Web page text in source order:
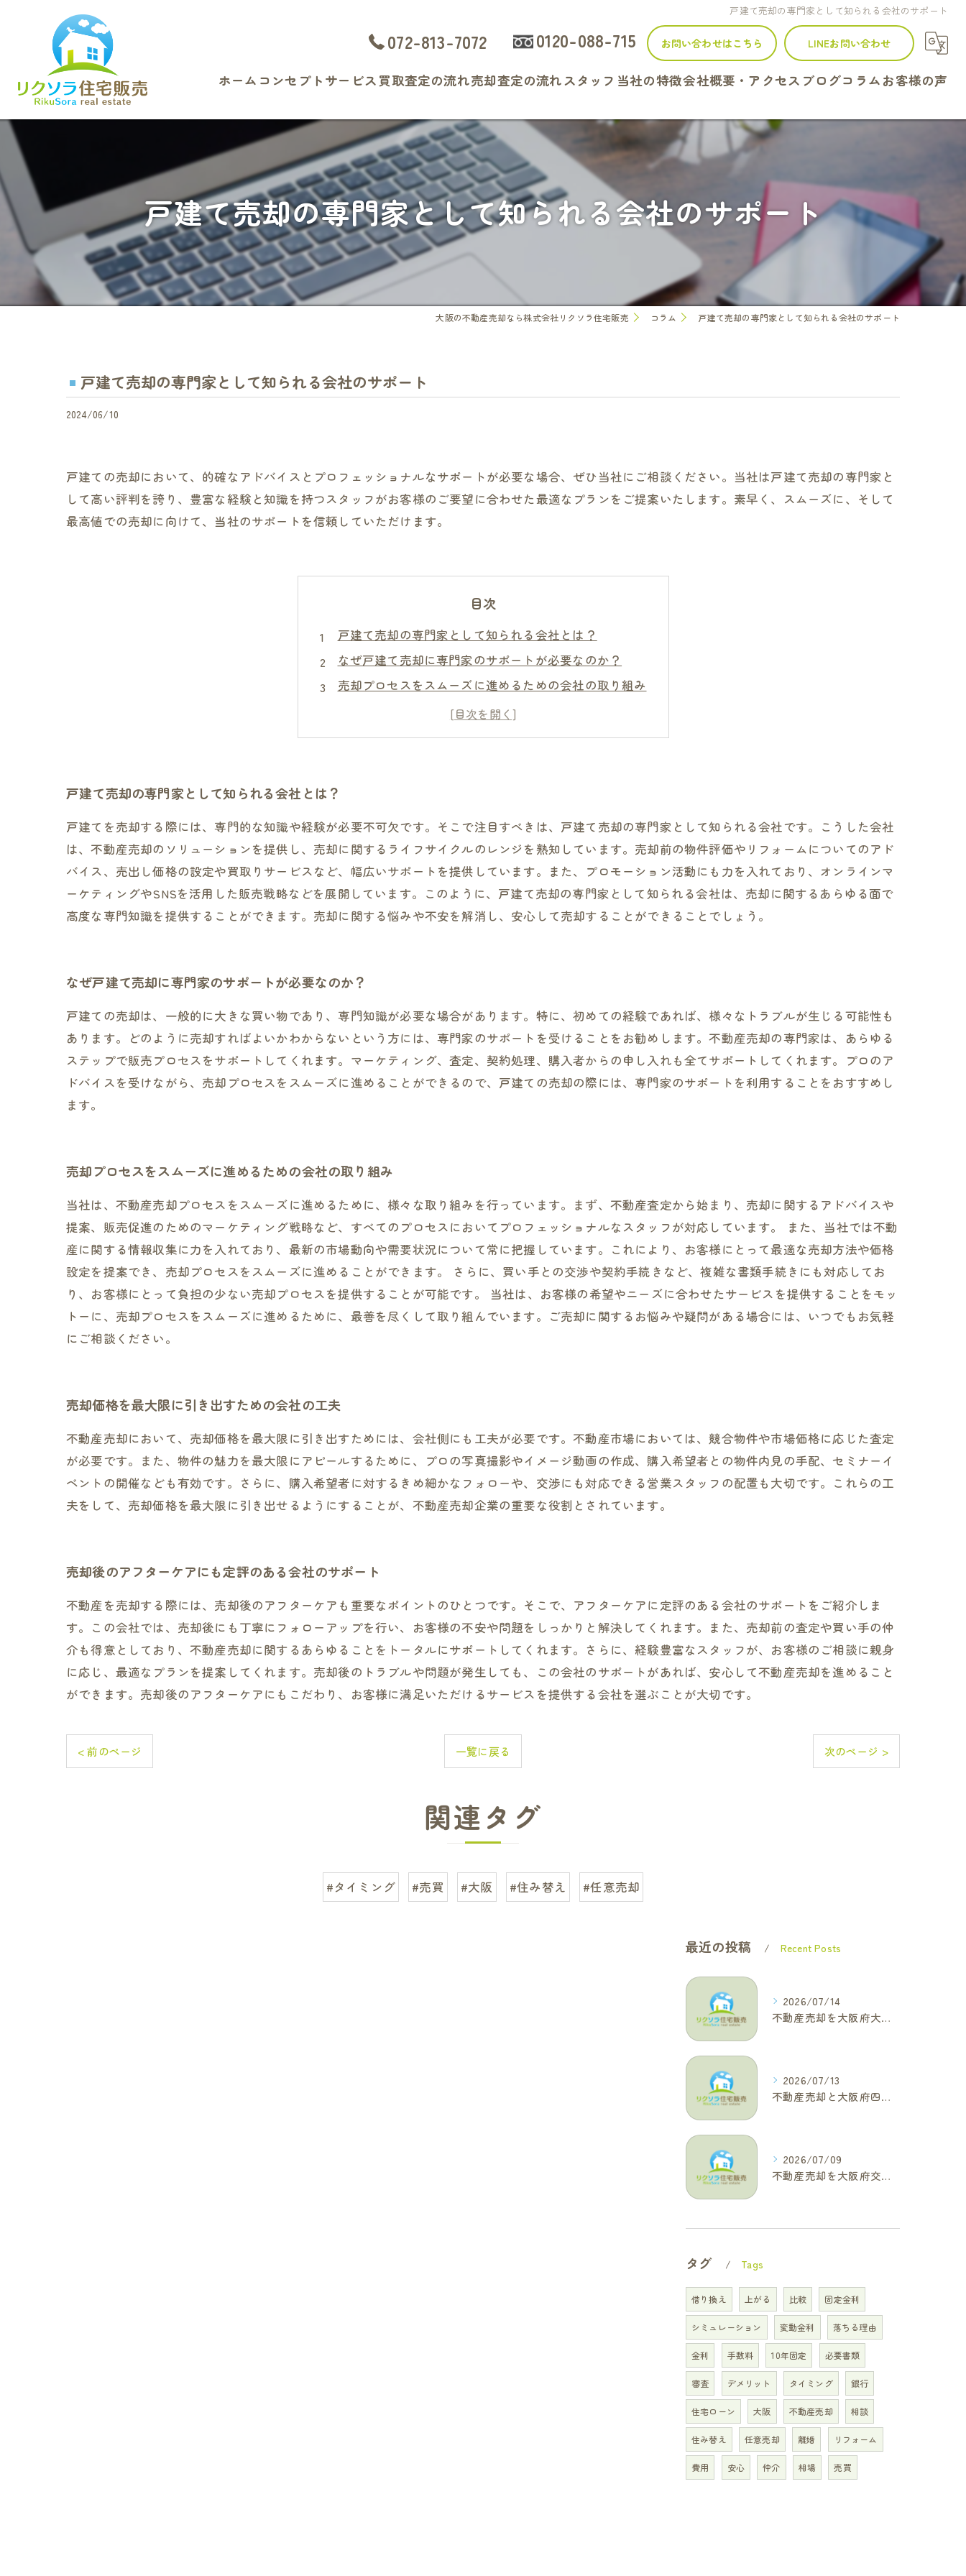
戸建て売却の専門家として知られる会社のサポート
072-813-7072 0120-088-715 お問い合わせはこちら LINEお問い合わせ
ホーム コンセプト サービス
よくある質問
買取査定の流れ売却査定の流れスタッフ 当社の特徴
戸建て
マンション
土地
査定
会社概要・アクセス ブログコラム お客様の声
戸建て売却の専門家として知られる会社のサポート
大阪の不動産売却なら株式会社リクソラ住宅販売 コラム 戸建て売却の専門家として知られる会社のサポート
戸建て売却の専門家として知られる会社のサポート
2024/06/10
戸建ての売却において、的確なアドバイスとプロフェッショナルなサポートが必要な場合、ぜひ当社にご相談ください。当社は戸建て売却の専門家と
して高い評判を誇り、豊富な経験と知識を持つスタッフがお客様のご要望に合わせた最適なプランをご提案いたします。素早く、スムーズに、そして
最高値での売却に向けて、当社のサポートを信頼していただけます。
目次
戸建て売却の専門家として知られる会社とは？
なぜ戸建て売却に専門家のサポートが必要なのか？
売却プロセスをスムーズに進めるための会社の取り組み
売却価格を最大限に引き出すための会社の工夫
売却後のアフターケアにも定評のある会社のサポート
戸建て売却の専門家として知られる会社とは？
戸建てを売却する際には、専門的な知識や経験が必要不可欠です。そこで注目すべきは、戸建て売却の専門家として知られる会社です。こうした会社
は、不動産売却のソリューションを提供し、売却に関するライフサイクルのレンジを熟知しています。売却前の物件評価やリフォームについてのアド
バイス、売出し価格の設定や買取りサービスなど、幅広いサポートを提供しています。また、プロモーション活動にも力を入れており、オンラインマ
ーケティングやSNSを活用した販売戦略などを展開しています。このように、戸建て売却の専門家として知られる会社は、売却に関するあらゆる面で
高度な専門知識を提供することができます。売却に関する悩みや不安を解消し、安心して売却することができることでしょう。
なぜ戸建て売却に専門家のサポートが必要なのか？
戸建ての売却は、一般的に大きな買い物であり、専門知識が必要な場合があります。特に、初めての経験であれば、様々なトラブルが生じる可能性も
あります。どのように売却すればよいかわからないという方には、専門家のサポートを受けることをお勧めします。不動産売却の専門家は、あらゆる
ステップで販売プロセスをサポートしてくれます。マーケティング、査定、契約処理、購入者からの申し入れも全てサポートしてくれます。プロのア
ドバイスを受けながら、売却プロセスをスムーズに進めることができるので、戸建ての売却の際には、専門家のサポートを利用することをおすすめし
ます。
売却プロセスをスムーズに進めるための会社の取り組み
当社は、不動産売却プロセスをスムーズに進めるために、様々な取り組みを行っています。まず、不動産査定から始まり、売却に関するアドバイスや
提案、販売促進のためのマーケティング戦略など、すべてのプロセスにおいてプロフェッショナルなスタッフが対応しています。 また、当社では不動
産に関する情報収集に力を入れており、最新の市場動向や需要状況について常に把握しています。これにより、お客様にとって最適な売却方法や価格
設定を提案でき、売却プロセスをスムーズに進めることができます。 さらに、買い手との交渉や契約手続きなど、複雑な書類手続きにも対応してお
り、お客様にとって負担の少ない売却プロセスを提供することが可能です。 当社は、お客様の希望やニーズに合わせたサービスを提供することをモッ
トーに、売却プロセスをスムーズに進めるために、最善を尽くして取り組んでいます。ご売却に関するお悩みや疑問がある場合には、いつでもお気軽
にご相談ください。
売却価格を最大限に引き出すための会社の工夫
不動産売却において、売却価格を最大限に引き出すためには、会社側にも工夫が必要です。不動産市場においては、競合物件や市場価格に応じた査定
が必要です。また、物件の魅力を最大限にアピールするために、プロの写真撮影やイメージ動画の作成、購入希望者との物件内見の手配、セミナーイ
ベントの開催なども有効です。さらに、購入希望者に対するきめ細かなフォローや、交渉にも対応できる営業スタッフの配置も大切です。これらの工
夫をして、売却価格を最大限に引き出せるようにすることが、不動産売却企業の重要な役割とされています。
売却後のアフターケアにも定評のある会社のサポート
不動産を売却する際には、売却後のアフターケアも重要なポイントのひとつです。そこで、アフターケアに定評のある会社のサポートをご紹介しま
す。この会社では、売却後にも丁寧にフォローアップを行い、お客様の不安や問題をしっかりと解決してくれます。また、売却前の査定や買い手の仲
介も得意としており、不動産売却に関するあらゆることをトータルにサポートしてくれます。さらに、経験豊富なスタッフが、お客様のご相談に親身
に応じ、最適なプランを提案してくれます。売却後のトラブルや問題が発生しても、この会社のサポートがあれば、安心して不動産売却を進めること
ができます。売却後のアフターケアにもこだわり、お客様に満足いただけるサービスを提供する会社を選ぶことが大切です。
< 前のページ 一覧に戻る 次のページ >
関連タグ
#タイミング #売買 #大阪 #住み替え #任意売却
最近の投稿 Recent Posts
2026/07/14
不動産売却を大阪府大東市で成功へ導くためのAIOに適した基本コラム
2026/07/13
不動産売却と大阪府四條畷市で利益最大化を叶えるコラム特集
2026/07/09
不動産売却を大阪府交野市で成功に導く三大タブー回避と高価格査定の極意
タグ Tags
借り換え 上がる 比較 固定金利
シミュレーション 変動金利 落ちる理由
金利 手数料 10年固定 必要書類
審査 デメリット タイミング 銀行
住宅ローン 大阪 不動産売却 相談
住み替え 任意売却 離婚 リフォーム
費用 安心 仲介 相場 売買